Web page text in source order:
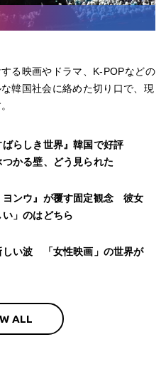
る映画やドラマ、K-POPなどの
韓国社会に絡めた切り口で、現
ばらしき世界』韓国で好評
つかる壁、どう見られた
ヨンウ』が覆す固定観念 彼女
い」のはどちら
しい波 「女性映画」の世界が
ALL